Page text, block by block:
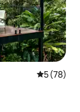
從 78 則評
5 (78)